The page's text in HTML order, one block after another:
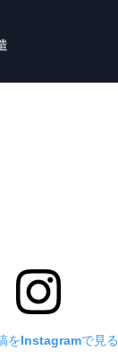
をInstagramで見る